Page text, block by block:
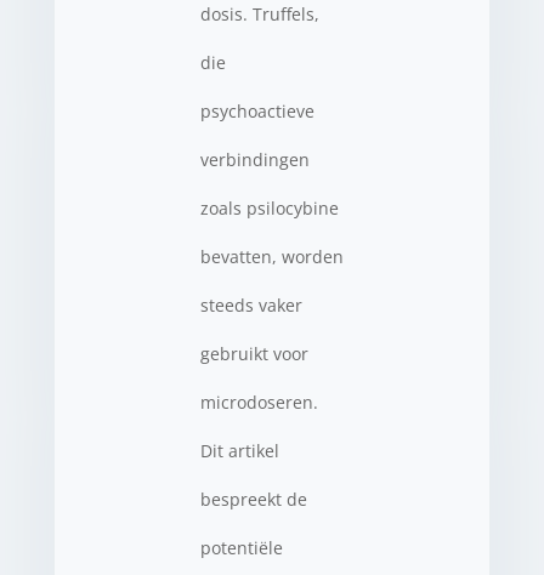
dosis. Truffels,
die
psychoactieve
verbindingen
zoals psilocybine
bevatten, worden
steeds vaker
gebruikt voor
microdoseren.
Dit artikel
bespreekt de
potentiële